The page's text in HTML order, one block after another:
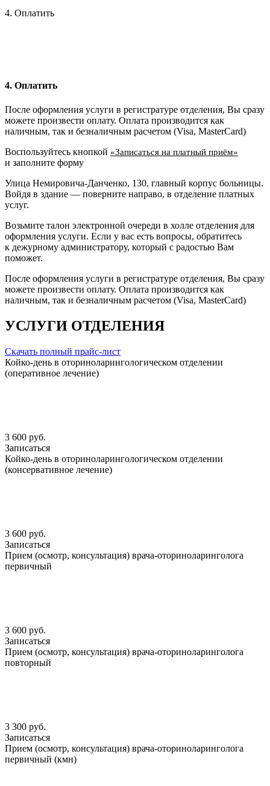
4. Оплатить
4. Оплатить
После оформления услуги в регистратуре отделения, Вы сразу
можете произвести оплату. Оплата производится как
наличным, так и безналичным расчетом (Visa, MasterCard)
Воспользуйтесь кнопкой «Записаться на платный приём»
и заполните форму
Улица Немировича-Данченко, 130, главный корпус больницы.
Войдя в здание — поверните направо, в отделение платных
услуг.
Возьмите талон электронной очереди в холле отделения для
оформления услуги. Если у вас есть вопросы, обратитесь
к дежурному администратору, который с радостью Вам
поможет.
После оформления услуги в регистратуре отделения, Вы сразу
можете произвести оплату. Оплата производится как
наличным, так и безналичным расчетом (Visa, MasterCard)
УСЛУГИ ОТДЕЛЕНИЯ
Скачать полный прайс-лист
Койко-день в оториноларингологическом отделении
(оперативное лечение)
3 600 руб.
Записаться
Койко-день в оториноларингологическом отделении
(консервативное лечение)
3 600 руб.
Записаться
Прием (осмотр, консультация) врача-оториноларинголога
первичный
3 600 руб.
Записаться
Прием (осмотр, консультация) врача-оториноларинголога
повторный
3 300 руб.
Записаться
Прием (осмотр, консультация) врача-оториноларинголога
первичный (кмн)